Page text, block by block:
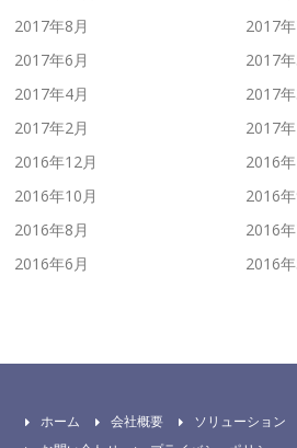
2017年8月
2017
2017年6月
2017
2017年4月
2017
2017年2月
2017
2016年12月
2016
2016年10月
2016
2016年8月
2016
2016年6月
2016
ホーム 会社概要 ソリューション